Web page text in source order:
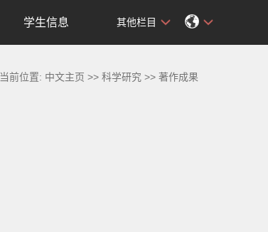
学生信息 其他栏目
当前位置: 中文主页 >>科学研究 >>著作成果